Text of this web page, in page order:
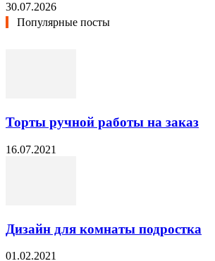
30.07.2026
Популярные посты
Торты ручной работы на заказ
16.07.2021
Дизайн для комнаты подростка
01.02.2021